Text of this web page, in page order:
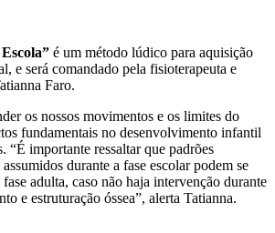
é um método lúdico para aquisição
e será comandado pela fisioterapeuta e
Faro.
os nossos movimentos e os limites do
fundamentais no desenvolvimento infantil
“É importante ressaltar que padrões
durante a fase escolar podem se
adulta, caso não haja intervenção durante
e estruturação óssea”, alerta Tatianna.